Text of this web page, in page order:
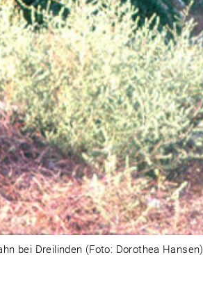
bei Dreilinden (Foto: Dorothea Hansen)